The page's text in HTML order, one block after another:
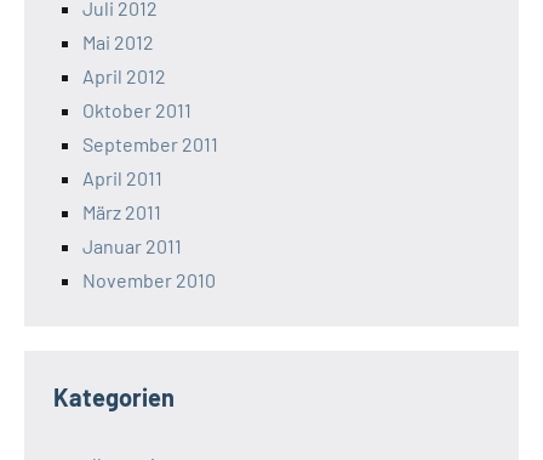
Juli 2012
Mai 2012
April 2012
Oktober 2011
September 2011
April 2011
März 2011
Januar 2011
November 2010
Kategorien